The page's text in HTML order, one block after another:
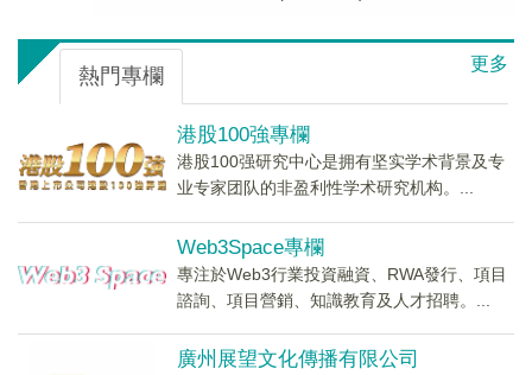
更多
熱門專欄
港股100強專欄
港股100强研究中心是拥有坚实学术背景及专
业专家团队的非盈利性学术研究机构。...
Web3Space專欄
專注於Web3行業投資融資、RWA發行、項目
諮詢、項目營銷、知識教育及人才招聘。...
廣州展望文化傳播有限公司